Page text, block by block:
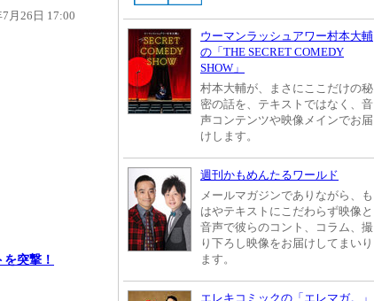
月26日 17:00
突撃！
ウーマンラッシュアワー村本大輔
の「THE SECRET COMEDY
SHOW」
村本大輔が、まさにここだけの秘
密の話を、テキストではなく、音
声コンテンツや映像メインでお届
けします。
週刊かもめんたるワールド
メールマガジンでありながら、も
はやテキストにこだわらず映像と
音声で彼らのコント、コラム、撮
り下ろし映像をお届けしてまいり
ます。
エレキコミックの「エレマガ。」